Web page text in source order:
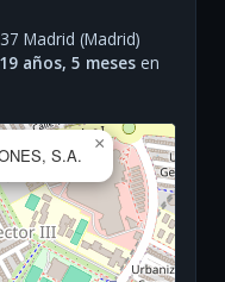
Madrid (Madrid)
19 años, 5 meses en
S.A.
×